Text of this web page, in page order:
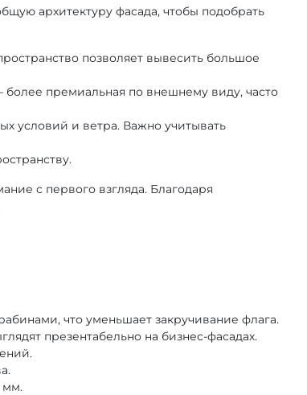
архитектуру фасада, чтобы подобрать
позволяет вывесить большое
премиальная по внешнему виду, часто
условий и ветра. Важно учитывать
с первого взгляда. Благодаря
что уменьшает закручивание флага.
презентабельно на бизнес-фасадах.
мм.